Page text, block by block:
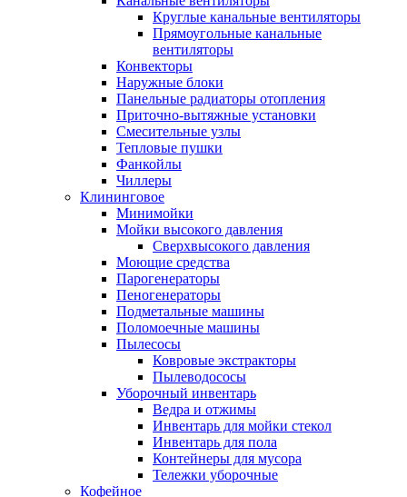
Круглые канальные вентиляторы
Прямоугольные канальные
вентиляторы
Конвекторы
Наружные блоки
Панельные радиаторы отопления
Приточно-вытяжные установки
Смесительные узлы
Тепловые пушки
Фанкойлы
Чиллеры
Клининговое
Минимойки
Мойки высокого давления
Сверхвысокого давления
Моющие средства
Парогенераторы
Пеногенераторы
Подметальные машины
Поломоечные машины
Пылесосы
Ковровые экстракторы
Пылеводососы
Уборочный инвентарь
Ведра и отжимы
Инвентарь для мойки стекол
Инвентарь для пола
Контейнеры для мусора
Тележки уборочные
Кофейное